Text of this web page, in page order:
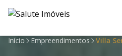
Início Empreendimentos Villa